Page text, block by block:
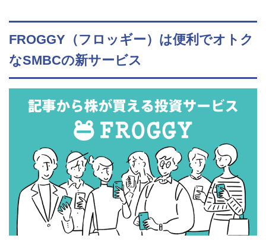
FROGGY（フロッギー）は便利でオトク
なSMBCの新サービス